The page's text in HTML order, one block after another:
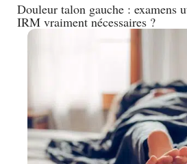
Douleur talon gauche : examens
IRM vraiment nécessaires ?